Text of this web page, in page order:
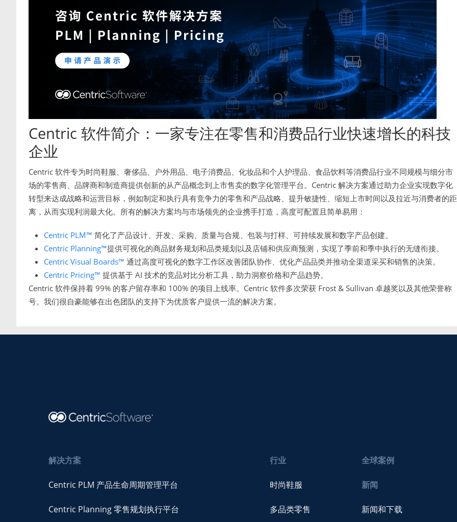
Centric 软件简介：一家专注在零售和消费品行业快速增长的科技
企业
Centric 软件专为时尚鞋服、奢侈品、户外用品、电子消费品、化妆品和个人护理品、食品饮料等消费品行业不同规模与细分市
场的零售商、品牌商和制造商提供创新的从产品概念到上市售卖的数字化管理平台。Centric 解决方案通过助力企业实现数字化
转型来达成战略和运营目标，例如制定和执行具有竞争力的零售和产品战略、提升敏捷性、缩短上市时间以及拉近与消费者的距
离，从而实现利润最大化。所有的解决方案均与市场领先的企业携手打造，高度可配置且简单易用：
Centric PLM™ 简化了产品设计、开发、采购、质量与合规、包装与打样、可持续发展和数字产品创建。
Centric Planning™提供可视化的商品财务规划和品类规划以及店铺和供应商预测，实现了季前和季中执行的无缝衔接。
Centric Visual Boards™ 通过高度可视化的数字工作区改善团队协作、优化产品品类并推动全渠道采买和销售的决策。
Centric Pricing™ 提供基于 AI 技术的竞品对比分析工具，助力洞察价格和产品趋势。
Centric 软件保持着 99% 的客户留存率和 100% 的项目上线率。Centric 软件多次荣获 Frost & Sullivan 卓越奖以及其他荣誉称
号。我们很自豪能够在出色团队的支持下为优质客户提供一流的解决方案。
解决方案
Centric PLM 产品生命周期管理平台
Centric Planning 零售规划执行平台
行业
时尚鞋服
多品类零售
全球案例
新闻
新闻和下载